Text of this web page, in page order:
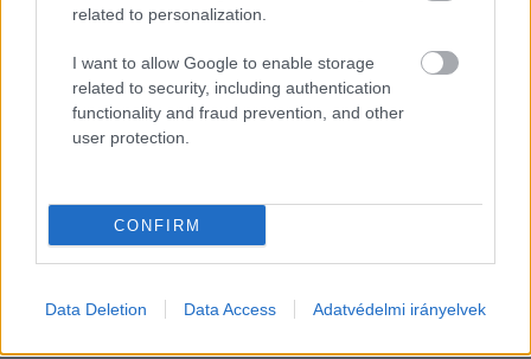
related to personalization.
I want to allow Google to enable storage
related to security, including authentication
functionality and fraud prevention, and other
user protection.
CONFIRM
Data Deletion Data Access Adatvédelmi irányelvek
Két lakatlan, vagy néha talán ideiglenesen lakott háznál is
rengeteg szemét gyűlt össze Kecskemét-Szeleifaluban, a
Présház utcában. A környéken lakók